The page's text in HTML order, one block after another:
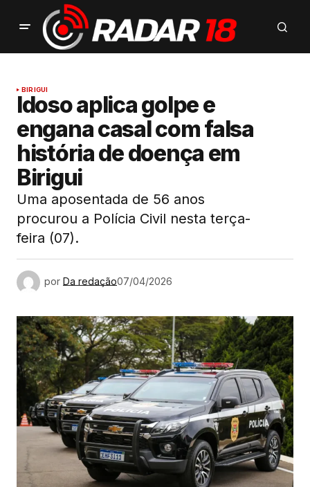
BIRIGUI
Idoso aplica golpe e
engana casal com falsa
história de doença em
Birigui
Uma aposentada de 56 anos
procurou a Polícia Civil nesta terça-
feira (07).
por Da redação07/04/2026